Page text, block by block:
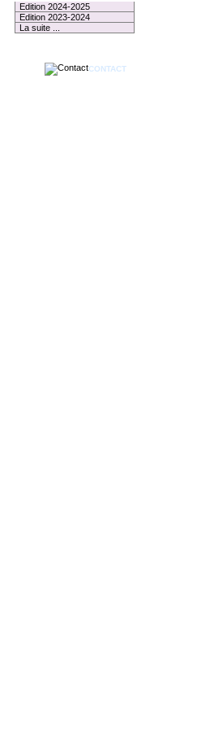
Edition 2024-2025
Edition 2023-2024
La suite ...
CONTACT